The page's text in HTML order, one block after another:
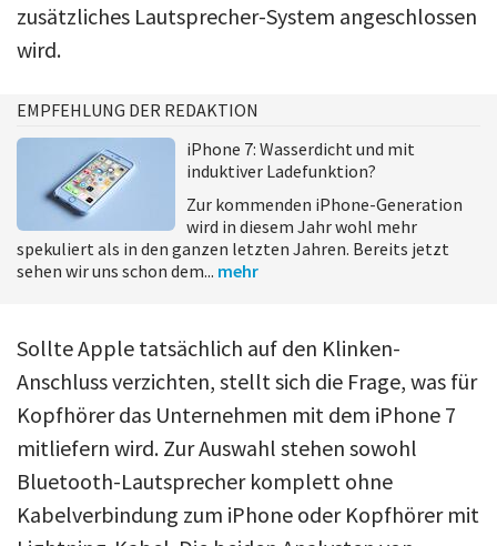
zusätzliches Lautsprecher-System angeschlossen
wird.
EMPFEHLUNG DER REDAKTION
iPhone 7: Wasserdicht und mit
induktiver Ladefunktion?
Zur kommenden iPhone-Generation
wird in diesem Jahr wohl mehr
spekuliert als in den ganzen letzten Jahren. Bereits jetzt
sehen wir uns schon dem... mehr
Sollte Apple tatsächlich auf den Klinken-
Anschluss verzichten, stellt sich die Frage, was für
Kopfhörer das Unternehmen mit dem iPhone 7
mitliefern wird. Zur Auswahl stehen sowohl
Bluetooth-Lautsprecher komplett ohne
Kabelverbindung zum iPhone oder Kopfhörer mit